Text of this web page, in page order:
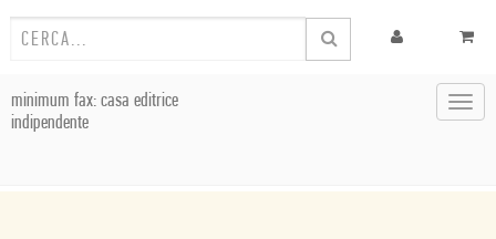
minimum fax: casa editrice
indipendente